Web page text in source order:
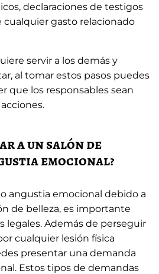
declaraciones de testigos
gasto relacionado
servir a los demás y
al tomar estos pasos puedes
que los responsables sean
a un salón de
emocional?
angustia emocional debido a
de belleza, es importante
legales. Además de perseguir
cualquier lesión física
presentar una demanda
Estos tipos de demandas